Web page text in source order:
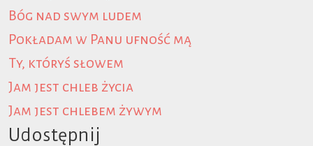
Bóg nad swym ludem
Pokładam w Panu ufność mą
Ty, któryś słowem
Jam jest chleb życia
Jam jest chlebem żywym
Udostępnij